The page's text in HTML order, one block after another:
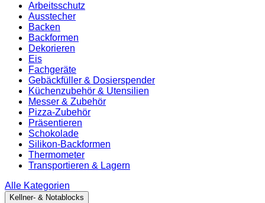
Arbeitsschutz
Ausstecher
Backen
Backformen
Dekorieren
Eis
Fachgeräte
Gebäckfüller & Dosierspender
Küchenzubehör & Utensilien
Messer & Zubehör
Pizza-Zubehör
Präsentieren
Schokolade
Silikon-Backformen
Thermometer
Transportieren & Lagern
Alle Kategorien
Kellner- & Notablocks